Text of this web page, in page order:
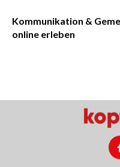
Kommunikation &
online erleben